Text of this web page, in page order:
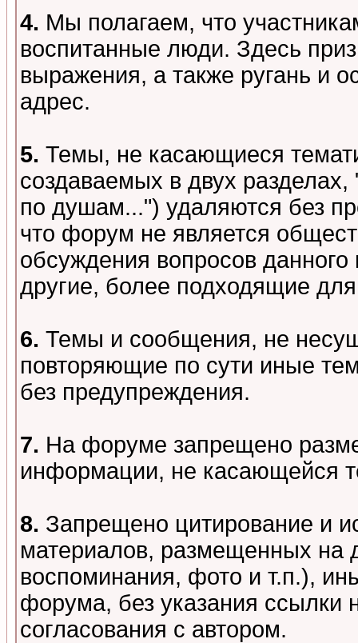
4. Мы полагаем, что
воспитанные люди. Здесь
выражения, а также ругань и
адрес.
5. Темы, не касающиеся
создаваемых в двух
по душам...") удаляются без
что форум не является
обсуждения вопросов данного
другие, более подходящие для
6. Темы и сообщения, не
повторяющие по сути иные
без предупреждения.
7. На форуме запрещено
информации, не касающейся
8. Запрещено цитирование и
материалов, размещенных на
воспоминания, фото и т.п.),
форума, без указания ссылки
согласования с автором.